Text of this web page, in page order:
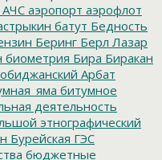
АЧС аэропорт аэрофлот
батут Бедность
Беринг Берл Лазар
биометрия Бира Биракан
Арбат
битумное
деятельность
этнографический
Бурейская ГЭС
бюджетные